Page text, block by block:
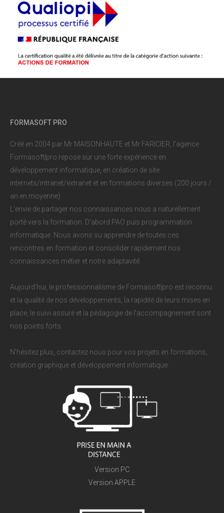
FORMASOFT PRO
Créé en 2004 par Mr MAISONHAUTE et Mr FARICIER, l'agence
Formasoft|pro repose sur une forte expérience en
développement informatique, en création de site
internets/intranet/extranet et en formations diverses (200 jours /
an en moyenne)
L'envie de partager nos connaissances nous a naturellement
porté vers la formation. D'abord PAO puis programmation
informatique. Nous avons su apprendre de toutes ces
rencontres en formation et consolider rapidement nos
connaissances métier et notre adaptavité.
Aujourd'hui, le professionnalisme de Formasoft|pro est reconnu
et la qualité de nos développements, la rapidité de leurs mises en
place, le suivi assuré et la pédagogie de l'accompagnement sont
nos points forts.
N'hésitez plus, contactez nous pour vos projets en formations,
création graphique et développement informatique.
Version PC
Version APPLE